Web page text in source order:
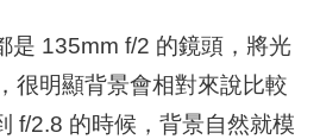
是 135mm f/2 的鏡頭，將光
很明顯背景會相對來說比較
f/2.8 的時候，背景自然就模